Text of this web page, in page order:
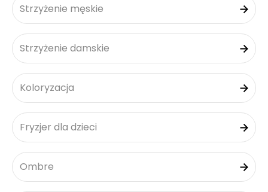
Strzyżenie męskie
Strzyżenie damskie
Koloryzacja
Fryzjer dla dzieci
Ombre